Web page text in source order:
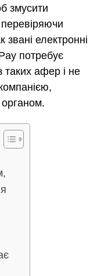
змусити
звані електронні
потребує
таких афер і не
органом.